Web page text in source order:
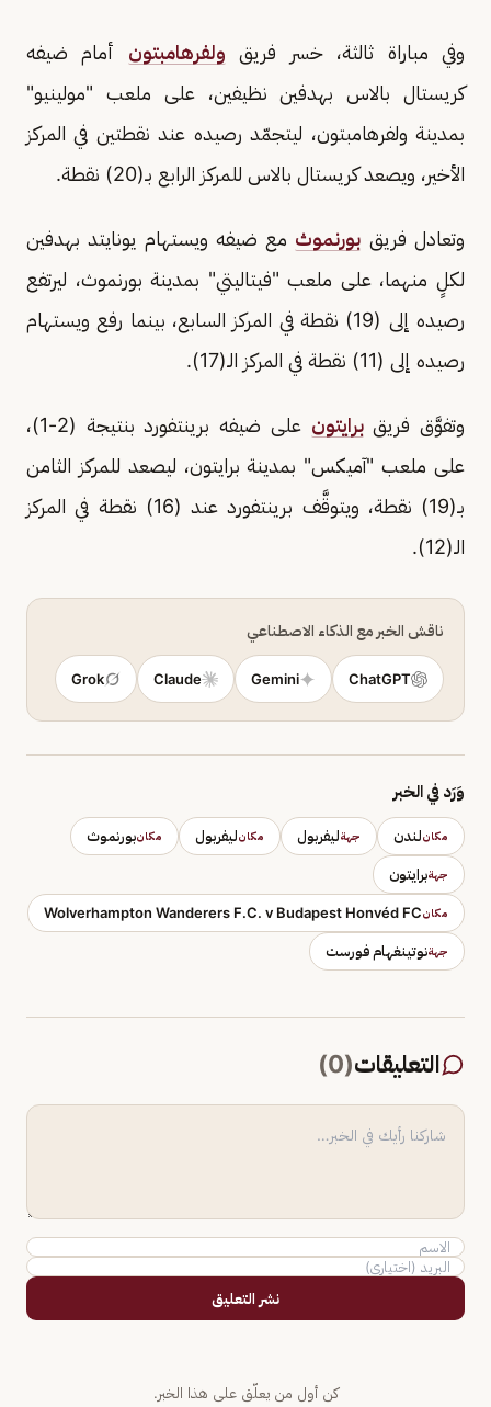
وفي مباراة ثالثة، خسر فريق ولفرهامبتون أمام ضيفه
كريستال بالاس بهدفين نظيفين، على ملعب "مولينيو"
بمدينة ولفرهامبتون، ليتجمّد رصيده عند نقطتين في المركز
الأخير، ويصعد كريستال بالاس للمركز الرابع بـ(20) نقطة.
وتعادل فريق بورنموث مع ضيفه ويستهام يونايتد بهدفين
لكلٍ منهما، على ملعب "فيتاليتي" بمدينة بورنموث، ليرتفع
رصيده إلى (19) نقطة في المركز السابع، بينما رفع ويستهام
رصيده إلى (11) نقطة في المركز الـ(17).
وتفوَّق فريقبرايتون
على ضيفه برينتفورد بنتيجة (2-1)،
على ملعب "آميكس" بمدينة برايتون، ليصعد للمركز الثامن
بـ(19) نقطة، ويتوقَّف برينتفورد عند (16) نقطة في المركز
الـ(12).
ناقش الخبر مع الذكاء الاصطناعي
ChatGPT
Gemini
Claude
Grok
وَرَد في الخبر
مكانلندن جهةليفربول مكانليفربول مكانبورنموث
جهةبرايتون
مكانWolverhampton Wanderers F.C. v Budapest Honvéd FC
جهةنوتينغهام فورست
التعليقات(
0
)
نشر التعليق
كن أول من يعلّق على هذا الخبر.